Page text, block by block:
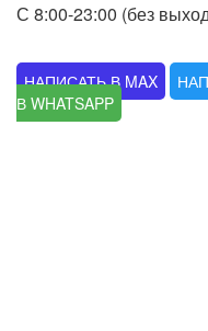
С 8:00-23:00 (без
НАПИСАТЬ В MAX
В WHATSAPP